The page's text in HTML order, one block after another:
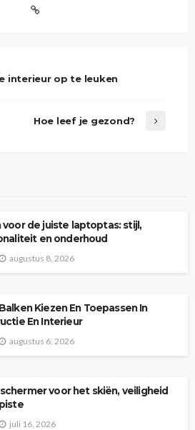
interieur op te leuken
Hoe leef je gezond?
voor de juiste laptoptas: stijl,
en onderhoud
augustus 8, 2026
Kiezen En Toepassen In
En Interieur
augustus 6, 2026
voor het skiën, veiligheid
juli 16, 2026